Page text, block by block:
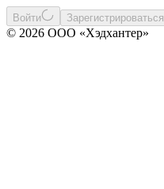
Войти Зарегистрироваться
© 2026 ООО «Хэдхантер»